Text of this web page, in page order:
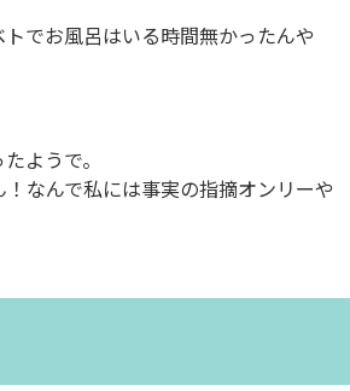
でお風呂はいる時間無かったんや
ようで。
なんで私には事実の指摘オンリーや